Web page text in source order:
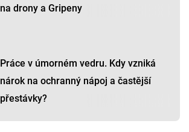
na drony a Gripeny
Práce v úmorném vedru. Kdy vzniká
nárok na ochranný nápoj a častější
přestávky?